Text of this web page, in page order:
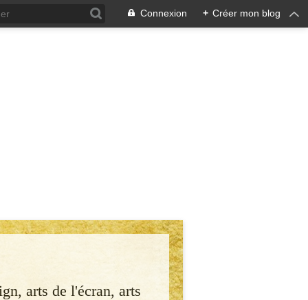
Connexion + Créer mon blog
arts de l'écran, arts